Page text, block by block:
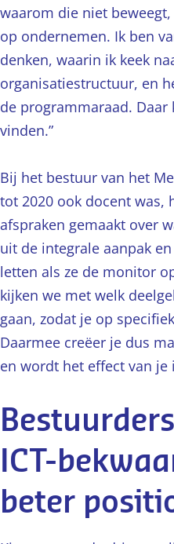
waarom die niet
op ondernemen. Ik ben
denken, waarin ik keek
organisatiestructuur, en
de programmaraad. Daar
vinden.”
Bij het bestuur van het
tot 2020 ook docent was,
afspraken gemaakt over
uit de integrale aanpak
letten als ze de monitor
kijken we met welk
gaan, zodat je op
Daarmee creëer je dus
en wordt het effect van je
ICT-
beter